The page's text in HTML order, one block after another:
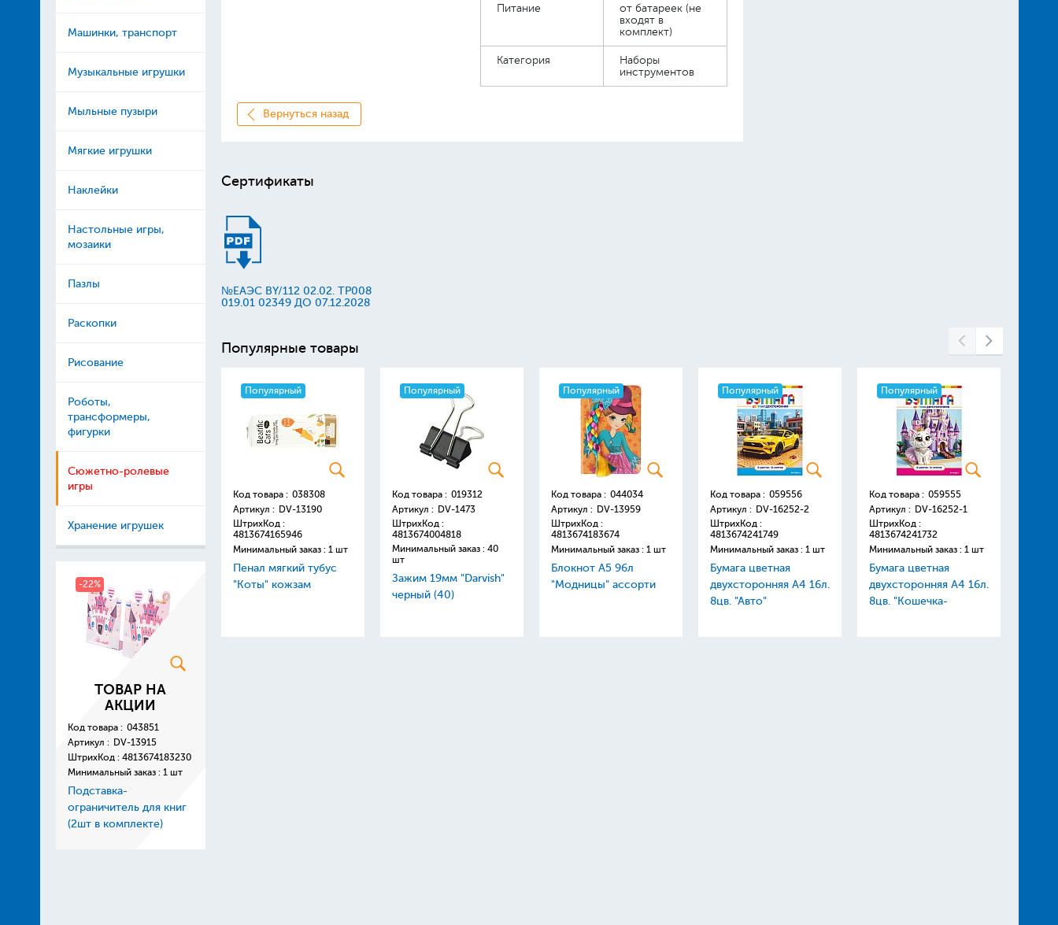
Машинки, транспорт
Музыкальные игрушки
Мыльные пузыри
Мягкие игрушки
Наклейки
Настольные игры,
мозаики
Пазлы
Раскопки
Рисование
Роботы,
трансформеры,
фигурки
Сюжетно-ролевые
игры
Хранение игрушек
-22%
ТОВАР НА
АКЦИИ
Код товара : 043851
Артикул : DV-13915
ШтрихКод : 4813674183230
Минимальный заказ : 1 шт
Подставка-
ограничитель для книг
(2шт в комплекте)
Питание
от батареек (не
входят в
комплект)
Категория
Наборы
инструментов
Вернуться назад
Сертификаты
№ЕАЭС BY/112 02.02. TP008
019.01 02349 ДО 07.12.2028
Популярные товары
Популярный
Код товара : 038308
Артикул : DV-13190
ШтрихКод :
4813674165946
Минимальный заказ : 1 шт
Пенал мягкий тубус
"Коты" кожзам
Популярный
Код товара : 019312
Артикул : DV-1473
ШтрихКод :
4813674004818
Минимальный заказ : 40
шт
Зажим 19мм "Darvish"
черный (40)
Популярный
Код товара : 044034
Артикул : DV-13959
ШтрихКод :
4813674183674
Минимальный заказ : 1 шт
Блокнот А5 96л
"Модницы" ассорти
Популярный
Код товара : 059556
Артикул : DV-16252-2
ШтрихКод :
4813674241749
Минимальный заказ : 1 шт
Бумага цветная
двухсторонняя А4 16л.
8цв. "Авто"
Популярный
Код товара : 059555
Артикул : DV-16252-1
ШтрихКод :
4813674241732
Минимальный заказ : 1 шт
Бумага цветная
двухсторонняя А4 16л.
8цв. "Кошечка-